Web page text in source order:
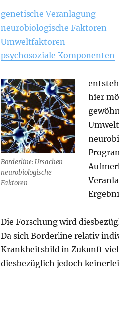
genetische Veranlagung
neurobiologische Faktoren
Umweltfaktoren
psychosoziale Komponenten
Borderline: Ursachen –
neurobiologische
Faktoren
hier
Die Forschung wird
Da sich Borderline relativ
Krankheitsbild in Zukunft
diesbezüglich jedoch